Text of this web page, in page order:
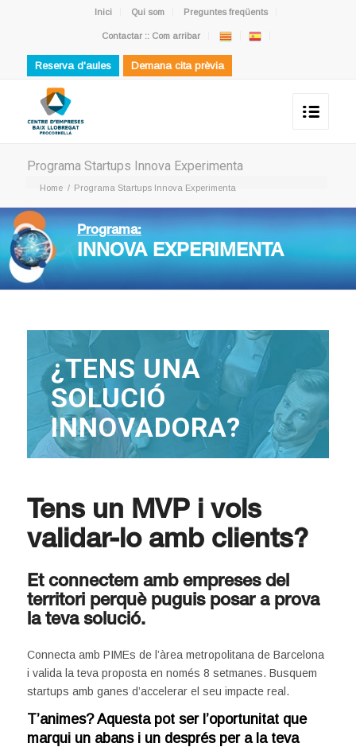
Inici Qui som Preguntes freqüents
Contactar :: Com arribar
Reserva d'aules Demana cita prèvia
Programa Startups Innova Experimenta
Home / Programa Startups Innova Experimenta
INNOVA EXPERIMENTA
Programa:
¿TENS UNA
SOLUCIÓ
INNOVADORA?
Tens un MVP i vols
validar-lo amb clients?
Et connectem amb empreses del
territori perquè puguis posar a prova
la teva solució.
Connecta amb PIMEs de l’àrea metropolitana de Barcelona
i valida la teva proposta en només 8 setmanes. Busquem
startups amb ganes d’accelerar el seu impacte real.
T’animes? Aquesta pot ser l’oportunitat que
marqui un abans i un després per a la teva